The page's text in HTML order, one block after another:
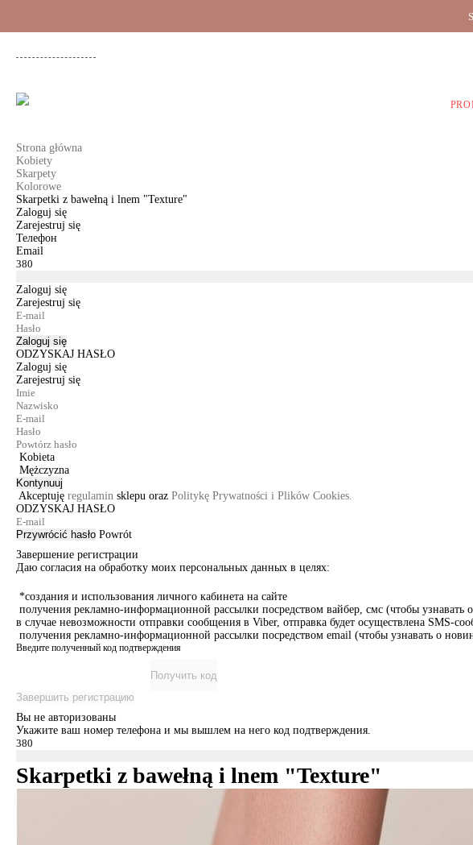
Strona główna
Kobiety
Skarpety
Kolorowe
Skarpetki z bawełną i lnem "Texture"
Zaloguj się
Zarejestruj się
Телефон
Email
Zaloguj się
Zarejestruj się
Zaloguj się
ODZYSKAJ HASŁO
Zaloguj się
Zarejestruj się
Kobieta
Mężczyzna
Kontynuuj
Akceptuję regulamin sklepu oraz Politykę Prywatności i Plików Cookies.
ODZYSKAJ HASŁO
Przywrócić hasło Powrót
Завершение регистрации
Даю согласия на обработку моих персональных данных в целях:
*создания и использования личного кабинета на сайте
получения рекламно-информационной рассылки посредством вайбер, смс (чтобы
в случае невозможности отправки сообщения в Viber, отправка будет осуществлена SMS-
получения рекламно-информационной рассылки посредством email (чтобы узнавать о
Введите полученный код подтверждения
Получить код
Завершить регистрацию
Вы не авторизованы
Укажите ваш номер телефона и мы вышлем на него код подтверждения.
Skarpetki z bawełną i lnem "Texture"